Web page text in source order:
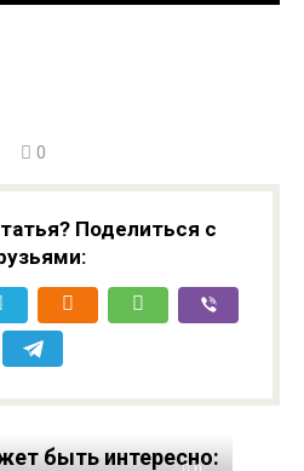
0
Поделиться с
быть интересно: